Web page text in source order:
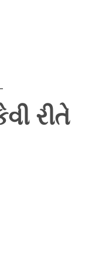
રીતે